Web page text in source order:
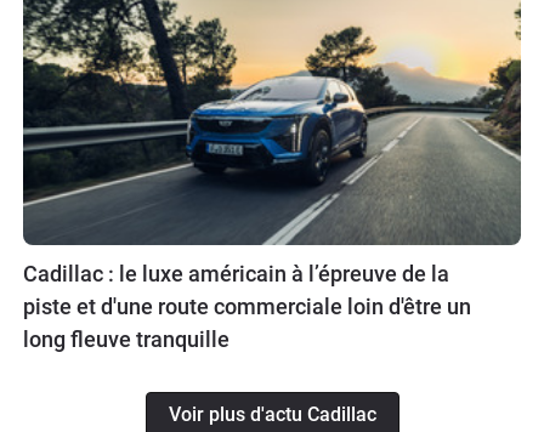
Cadillac : le luxe américain à l’épreuve de la
piste et d'une route commerciale loin d'être un
long fleuve tranquille
Voir plus d'actu Cadillac